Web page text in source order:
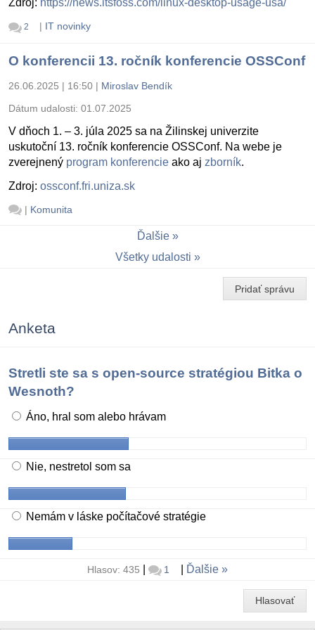
Zdroj: https://news.itsfoss.com/linux-desktop-usage-usa/
2 | IT novinky
O konferencii 13. ročník konferencie OSSConf
26.06.2025 | 16:50 | Miroslav Bendík
Dátum udalosti: 01.07.2025
V dňoch 1. – 3. júla 2025 sa na Žilinskej univerzite
uskutoční 13. ročník konferencie OSSConf. Na webe je
zverejnený program konferencie ako aj zborník.
Zdroj: ossconf.fri.uniza.sk
| Komunita
Ďalšie
Všetky udalosti
Pridať správu
Anketa
Stretli ste sa s open-source stratégiou Bitka o
Wesnoth?
Áno, hral som alebo hrávam
Nie, nestretol som sa
Nemám v láske počítačové stratégie
Hlasov: 435 1 Ďalšie
Hlasovať